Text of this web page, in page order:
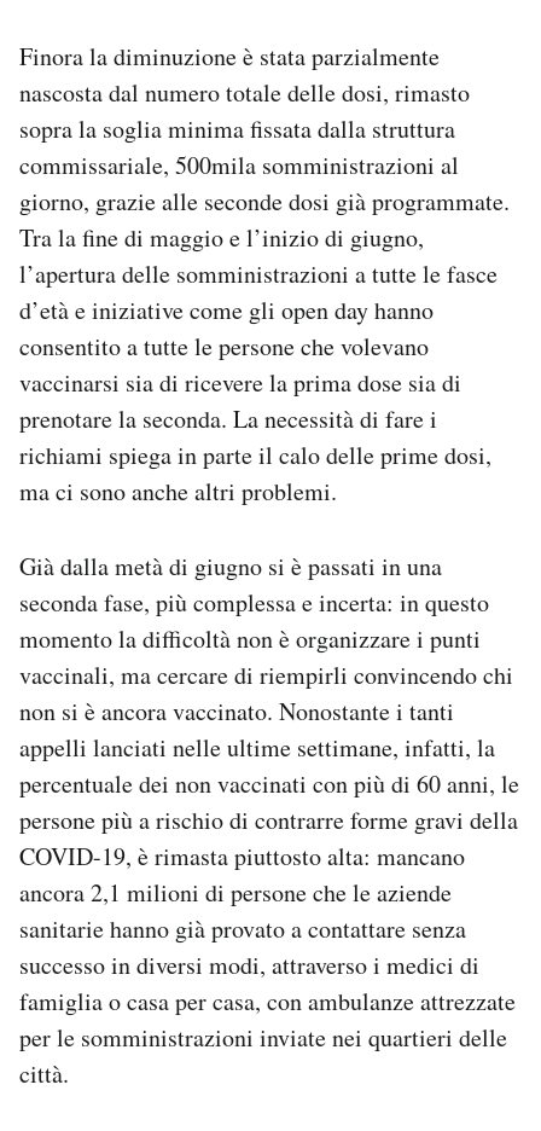
Finora la diminuzione è stata parzialmente
nascosta dal numero totale delle dosi, rimasto
sopra la soglia minima fissata dalla struttura
commissariale, 500mila somministrazioni al
giorno, grazie alle seconde dosi già programmate.
Tra la fine di maggio e l’inizio di giugno,
l’apertura delle somministrazioni a tutte le fasce
d’età e iniziative come gli open day hanno
consentito a tutte le persone che volevano
vaccinarsi sia di ricevere la prima dose sia di
prenotare la seconda. La necessità di fare i
richiami spiega in parte il calo delle prime dosi,
ma ci sono anche altri problemi.
Già dalla metà di giugno si è passati in una
seconda fase, più complessa e incerta: in questo
momento la difficoltà non è organizzare i punti
vaccinali, ma cercare di riempirli convincendo chi
non si è ancora vaccinato. Nonostante i tanti
appelli lanciati nelle ultime settimane, infatti, la
percentuale dei non vaccinati con più di 60 anni, le
persone più a rischio di contrarre forme gravi della
COVID-19, è rimasta piuttosto alta: mancano
ancora 2,1 milioni di persone che le aziende
sanitarie hanno già provato a contattare senza
successo in diversi modi, attraverso i medici di
famiglia o casa per casa, con ambulanze attrezzate
per le somministrazioni inviate nei quartieri delle
città.